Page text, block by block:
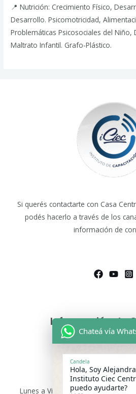
📍 Nutrición: Crecimiento Físico,
Desarrollo. Psicomotricidad,
Problemáticas Psicosociales del Niño,
Maltrato Infantil. Grafo-Plástico.
Si querés contactarte con Casa
podés hacerlo a través de los
información de
Información de
Asesoras
Lunes a sábados de
WhatsApp:+54 9 11
Lunes a Viernes 15:00 a 21:00 hs –
Chateá vía
Candela
Hola, Soy
Instituto Ciec
puedo ayudarte?